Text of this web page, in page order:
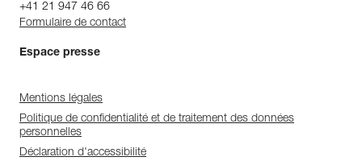
+41 21 947 46 66
Formulaire de contact
Espace presse
Mentions légales
Politique de confidentialité et de traitement des données
personnelles
Déclaration d'accessibilité